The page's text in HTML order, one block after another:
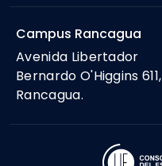
Campus Rancagua
Avenida Libertador
Bernardo O'Higgins 611,
Rancagua.